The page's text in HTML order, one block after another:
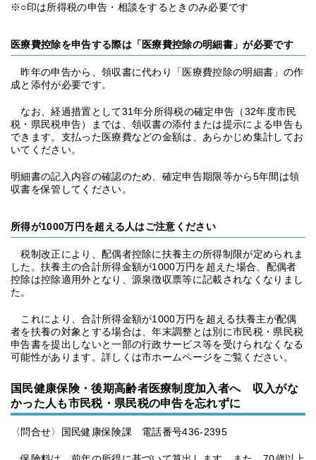
※○印は所得税の申告・相談をするときのみ必要です
医療費控除を申告する際は「医療費控除の明細書」が必要です
昨年の申告から、領収書に代わり「医療費控除の明細書」の作
成と添付が必要です。
なお、経過措置として31年分所得税の確定申告（32年度市民
税・県民税申告）までは、領収書の添付または提示による申告も
できます。支払った医療費などの金額は、あらかじめ集計してお
いてください。
明細書の記入内容の確認のため、確定申告期限等から5年間は領
収書を保管してください。
所得が1000万円を超える人はご注意ください
税制改正により、配偶者控除に扶養主の所得制限が定められま
した。扶養主の合計所得金額が1000万円を超えた場合、配偶者
控除は控除適用外となり、源泉徴収票等に記載されなくなりまし
た。
これにより、合計所得金額が1000万円を超える扶養主が配偶
者を扶養の対象とする場合は、年末調整とは別に市民税・県民税
申告書を提出しないと一部の行政サービス等を受けられなくなる
可能性があります。詳しくは市ホームページをご覧ください。
国民健康保険・後期高齢者医療制度加入者へ 収入がな
かった人も市民税・県民税の申告を忘れずに
〈問合せ〉国民健康保険課 電話番号436-2395